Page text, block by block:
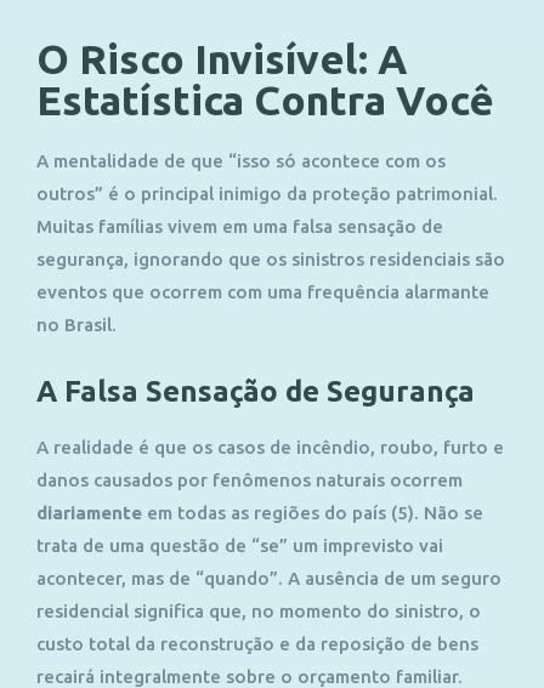
O Risco Invisível: A
Estatística Contra Você
A mentalidade de que “isso só acontece com os
outros” é o principal inimigo da proteção patrimonial.
Muitas famílias vivem em uma falsa sensação de
segurança, ignorando que os sinistros residenciais são
eventos que ocorrem com uma frequência alarmante
no Brasil.
A Falsa Sensação de Segurança
A realidade é que os casos de incêndio, roubo, furto e
danos causados por fenômenos naturais ocorrem
diariamente em todas as regiões do país (5). Não se
trata de uma questão de “se” um imprevisto vai
acontecer, mas de “quando”. A ausência de um seguro
residencial significa que, no momento do sinistro, o
custo total da reconstrução e da reposição de bens
recairá integralmente sobre o orçamento familiar.